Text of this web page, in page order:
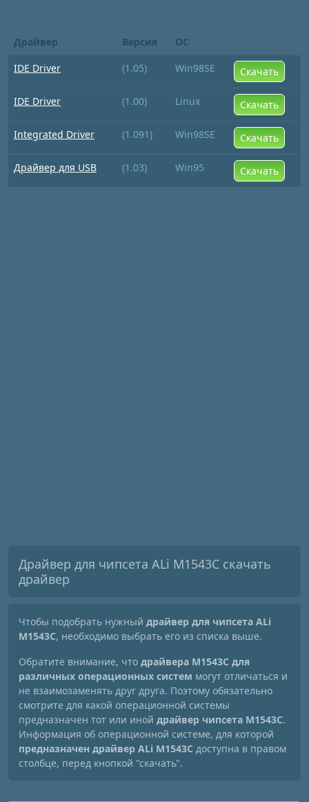
Драйвер Версия
ОС
IDE Driver
(1.05) Win98SE Скачать
IDE Driver (1.00) Linux Скачать
Integrated Driver (1.091) Win98SE Скачать
Драйвер для USB (1.03) Win95 Скачать
Драйвер для чипсета ALi M1543C скачать
драйвер
Чтобы подобрать нужный драйвер для чипсета ALi
M1543C, необходимо выбрать его из списка выше.
Обратите внимание, что драйвера M1543C для
различных операционных систем могут отличаться и
не взаимозаменять друг друга. Поэтому обязательно
смотрите для какой операционной системы
предназначен тот или иной драйвер чипсета M1543C.
Информация об операционной системе, для которой
предназначен драйвер ALi M1543C доступна в правом
столбце, перед кнопкой "скачать".